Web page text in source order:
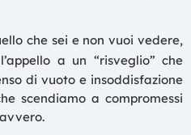
che sei e non vuoi vedere,
a un “risveglio” che
di vuoto e insoddisfazione
scendiamo a compromessi